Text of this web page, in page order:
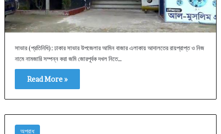
সাভার (প্রতিনিধি): ঢাকার সাভার উপজেলার আমিন বাজার এলাকায় আদালতের রায়প্রাপ্ত ও নিজ
নামে নামজারি সম্পন্ন করা জমি জোরপূর্বক দখল নিতে…
Read More »
অপরাধ